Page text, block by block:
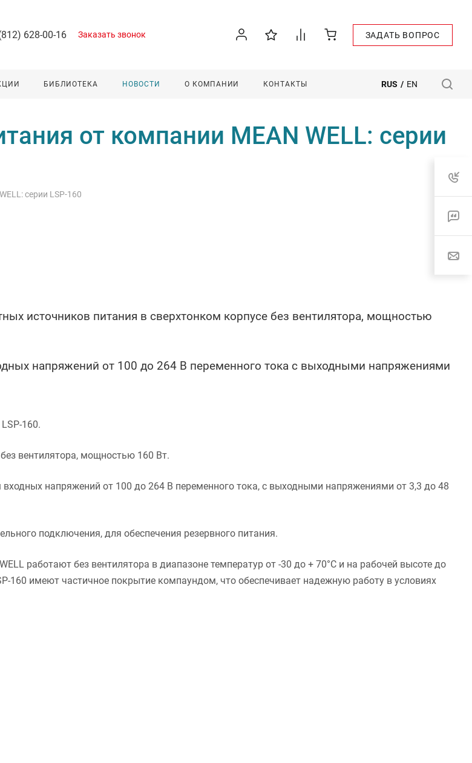
628-00-16 Заказать звонок ЗАДАТЬ ВОПРОС
БИБЛИОТЕКА НОВОСТИ О КОМПАНИИ КОНТАКТЫ RUS / EN
от компании MEAN WELL: серии
серии LSP-160
источников питания в сверхтонком корпусе без вентилятора, мощностью
напряжений от 100 до 264 В переменного тока с выходными напряжениями
160.
вентилятора, мощностью 160 Вт.
напряжений от 100 до 264 В переменного тока, с выходными напряжениями от 3,3 до 48
подключения, для обеспечения резервного питания.
работают без вентилятора в диапазоне температур от -30 до + 70°C и на рабочей высоте до
160 имеют частичное покрытие компаундом, что обеспечивает надежную работу в условиях